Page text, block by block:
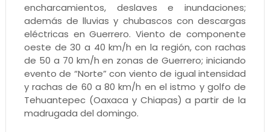
encharcamientos, deslaves e inundaciones;
además de lluvias y chubascos con descargas
eléctricas en Guerrero. Viento de componente
oeste de 30 a 40 km/h en la región, con rachas
de 50 a 70 km/h en zonas de Guerrero; iniciando
evento de “Norte” con viento de igual intensidad
y rachas de 60 a 80 km/h en el istmo y golfo de
Tehuantepec (Oaxaca y Chiapas) a partir de la
madrugada del domingo.